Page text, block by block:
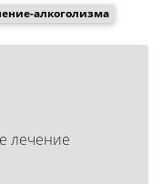
алкоголизма
лечение